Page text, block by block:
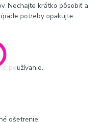
Nechajte krátko pôsobiť a
potreby opakujte.
používanie.
ošetrenie: